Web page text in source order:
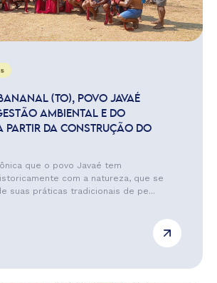
(TO), POVO JAVAÉ
AMBIENTAL E DO
PARTIR DA CONSTRUÇÃO DO
que o povo Javaé tem
com a natureza, que se
suas práticas tradicionais de pe...